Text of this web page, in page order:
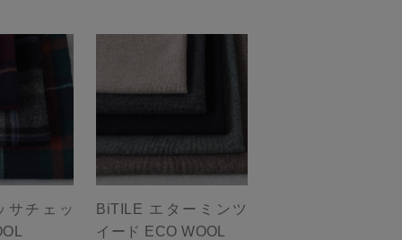
サチェッ
BiTILE エターミンツ
イード ECO WOOL